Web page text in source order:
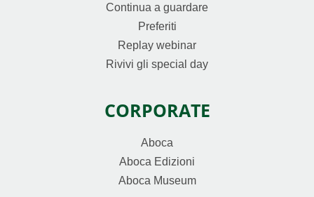
Continua a guardare
Preferiti
Replay webinar
Rivivi gli special day
CORPORATE
Aboca
Aboca Edizioni
Aboca Museum